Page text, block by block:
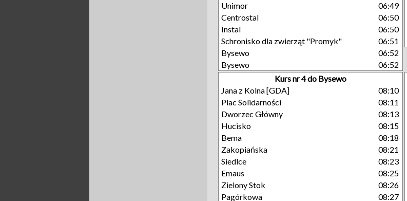
Unimor
06:49
Centrostal
06:50
Instal
06:50
Schronisko dla zwierząt "Promyk"
06:51
Bysewo
06:52
Bysewo
06:52
Kurs nr 4 do Bysewo
Jana z Kolna [GDA]
08:10
Plac Solidarności
08:11
Dworzec Główny
08:13
Hucisko
08:15
Bema
08:18
Zakopiańska
08:21
Siedlce
08:23
Emaus
08:25
Zielony Stok
08:26
Pagórkowa
08:27